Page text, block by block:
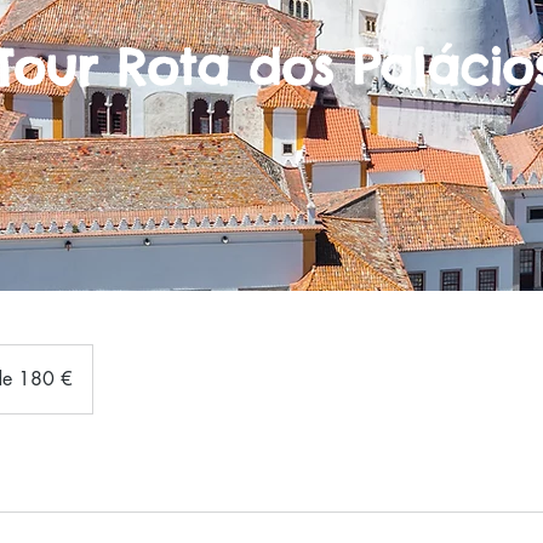
Rota dos
180 €